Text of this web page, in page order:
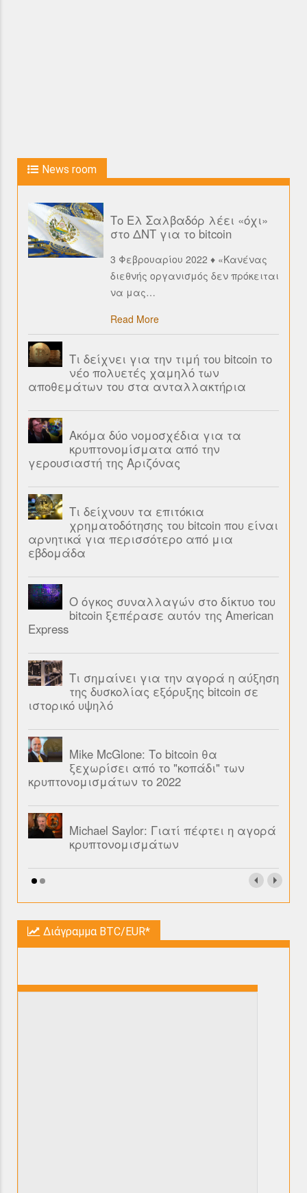
News room
Το Ελ Σαλβαδόρ λέει «όχι»
στο ΔΝΤ για το bitcoin
3 Φεβρουαρίου 2022 ♦ «Κανένας
διεθνής οργανισμός δεν πρόκειται
να μας…
Read More
Τι δείχνει για την τιμή του bitcoin το
νέο πολυετές χαμηλό των
αποθεμάτων του στα ανταλλακτήρια
Ακόμα δύο νομοσχέδια για τα
κρυπτονομίσματα από την
γερουσιαστή της Αριζόνας
Τι δείχνουν τα επιτόκια
χρηματοδότησης του bitcoin που είναι
αρνητικά για περισσότερο από μια
εβδομάδα
Ο όγκος συναλλαγών στο δίκτυο του
bitcoin ξεπέρασε αυτόν της American
Express
Τι σημαίνει για την αγορά η αύξηση
της δυσκολίας εξόρυξης bitcoin σε
ιστορικό υψηλό
Mike McGlone: Το bitcoin θα
ξεχωρίσει από το "κοπάδι" των
κρυπτονομισμάτων το 2022
Michael Saylor: Γιατί πέφτει η αγορά
κρυπτονομισμάτων
Διάγραμμα BTC/EUR*